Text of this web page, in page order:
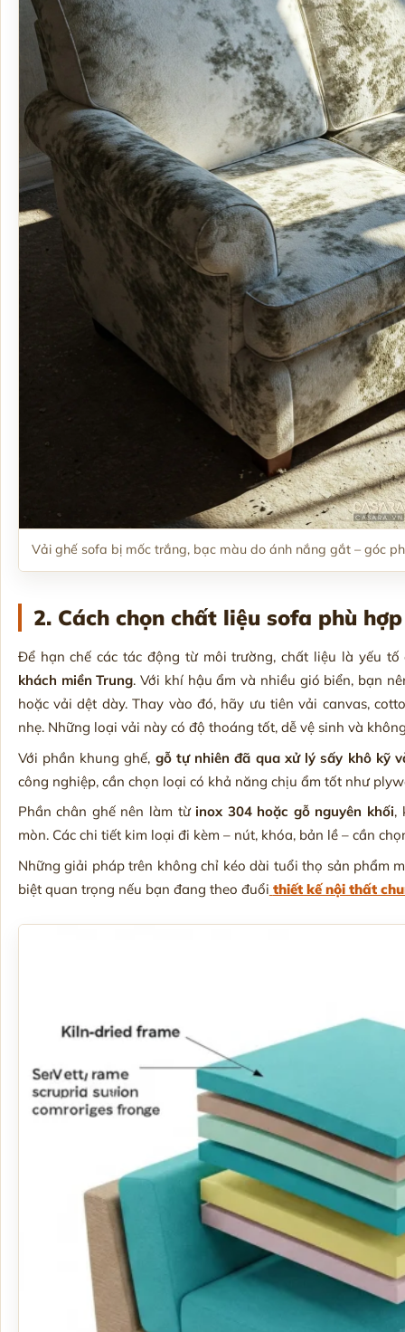
Vải ghế sofa bị mốc trắng, bạc màu do ánh nắng gắt – góc
2. Cách chọn chất liệu sofa phù
Để hạn chế các tác động từ môi trường, chất liệu là yếu
khách miền Trung. Với khí hậu ẩm và nhiều gió biển, bạn
hoặc vải dệt dày. Thay vào đó, hãy ưu tiên vải canvas,
nhẹ. Những loại vải này có độ thoáng tốt, dễ vệ sinh và
Với phần khung ghế, gỗ tự nhiên đã qua xử lý sấy khô kỹ
công nghiệp, cần chọn loại có khả năng chịu ẩm tốt như
Phần chân ghế nên làm từ inox 304 hoặc gỗ nguyên khối,
mòn. Các chi tiết kim loại đi kèm – nút, khóa, bản lề – cần
Những giải pháp trên không chỉ kéo dài tuổi thọ sản phẩm
biệt quan trọng nếu bạn đang theo đuổi thiết kế nội thất